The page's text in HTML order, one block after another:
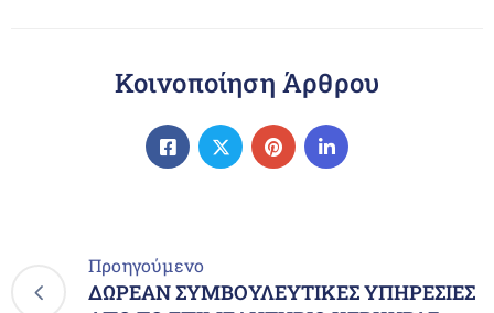
Κοινοποίηση Άρθρου
Προηγούμενο
ΔΩΡΕΑΝ ΣΥΜΒΟΥΛΕΥΤΙΚΕΣ ΥΠΗΡΕΣΙΕΣ